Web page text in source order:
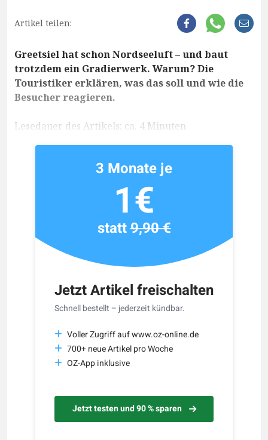
Artikel teilen:
Greetsiel hat schon Nordseeluft – und baut
trotzdem ein Gradierwerk. Warum? Die
Touristiker erklären, was das soll und wie die
Besucher reagieren.
Lesedauer des Artikels: ca. 4 Minuten
Jetzt Artikel freischalten
Schnell bestellt – jederzeit kündbar.
Voller Zugriff auf www.oz-online.de
700+ neue Artikel pro Woche
OZ-App inklusive
Jetzt testen und 90 % sparen
3 Monate je
1€
statt9,90 €